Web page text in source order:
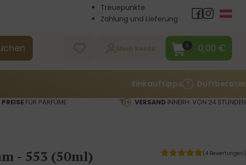
Treuepunkte
Zahlung und Lieferung
0 0,00 €
Einkauftipps Duftberater
FÜR PARFÜME VERSAND INNERH. VON 24 STUNDEN
- 553 (50ml) (4 Bewertungen)